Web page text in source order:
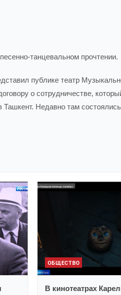
танцевальном прочтении.
публике театр
о сотрудничестве,
Недавно там
ОБЩЕСТВО
В кинотеатрах